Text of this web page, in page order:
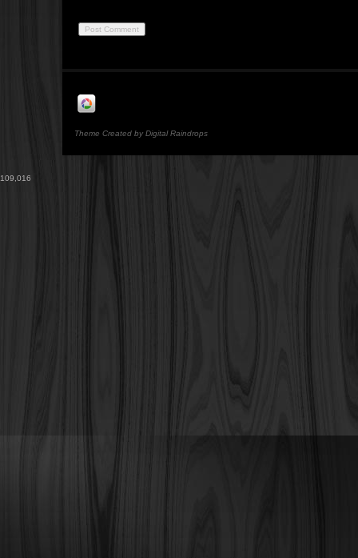
Theme Created by Digital Raindrops
109,016